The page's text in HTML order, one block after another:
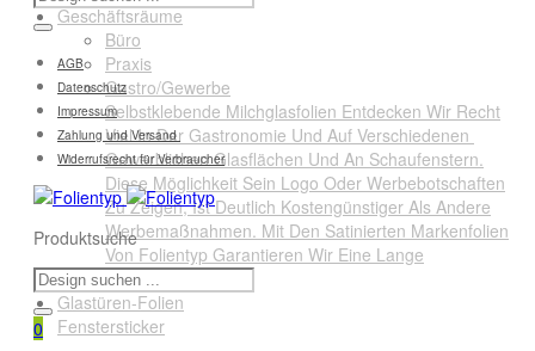
Geschäftsräume
Büro
Praxis
Gastro/Gewerbe
Selbstklebende Milchglasfolien Entdecken Wir Recht
Viel In Der Gastronomie Und Auf Verschiedenen
Gewerblichen Glasflächen Und An Schaufenstern.
Diese Möglichkeit Sein Logo Oder Werbebotschaften
Zu Zeigen, Ist Deutlich Kostengünstiger Als Andere
Werbemaßnahmen. Mit Den Satinierten Markenfolien
Von Folientyp Garantieren Wir Eine Lange
Lebensdauer.
Glastüren-Folien
Fenstersticker
AGB
Datenschutz
Impressum
Zahlung und Versand
Widerrufsrecht für Verbraucher
Produktsuche
0